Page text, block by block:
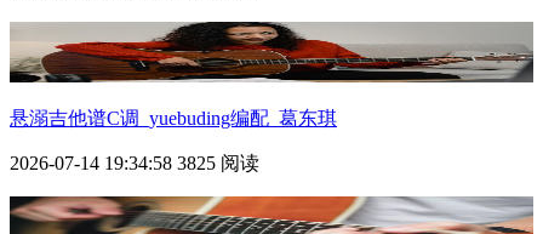
悬溺吉他谱C调_yuebuding编配_葛东琪
2026-07-14 19:34:58 3825 阅读